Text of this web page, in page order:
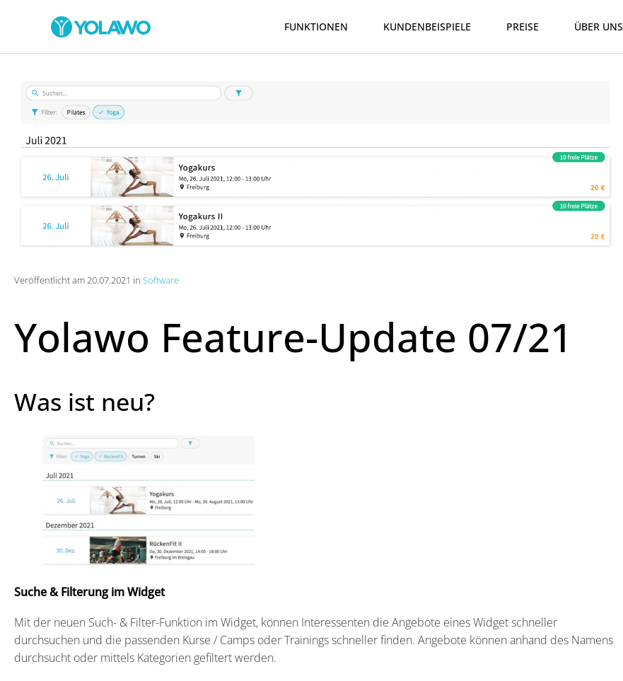
FUNKTIONEN KUNDENBEISPIELE PREISE ÜBER UNS
Veröffentlicht am 20.07.2021 in Software
Yolawo Feature-Update 07/21
Was ist neu?
Suche & Filterung im Widget
Mit der neuen Such- & Filter-Funktion im Widget, können Interessenten die Angebote eines Widget schneller
durchsuchen und die passenden Kurse / Camps oder Trainings schneller finden. Angebote können anhand des Namens
durchsucht oder mittels Kategorien gefiltert werden.